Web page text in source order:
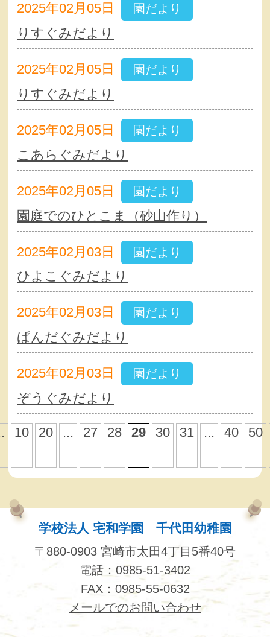
2025年02月05日 園だより
りすぐみだより
2025年02月05日 園だより
りすぐみだより
2025年02月05日 園だより
こあらぐみだより
2025年02月05日 園だより
園庭でのひとこま（砂山作り）
2025年02月03日 園だより
ひよこぐみだより
2025年02月03日 園だより
ぱんだぐみだより
2025年02月03日 園だより
ぞうぐみだより
10 20 ... 27 28 29 30 31 ... 40 50
学校法人 宅和学園 千代田幼稚園
〒880-0903 宮崎市太田4丁目5番40号
電話：0985-51-3402
FAX：0985-55-0632
メールでのお問い合わせ